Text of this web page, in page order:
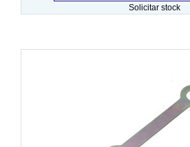
Solicitar stock